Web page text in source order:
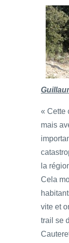
« Cette
mais
la
Cela
vite et
trail se